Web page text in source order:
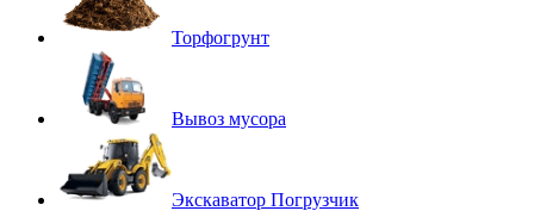
Торфогрунт
Вывоз мусора
Экскаватор Погрузчик